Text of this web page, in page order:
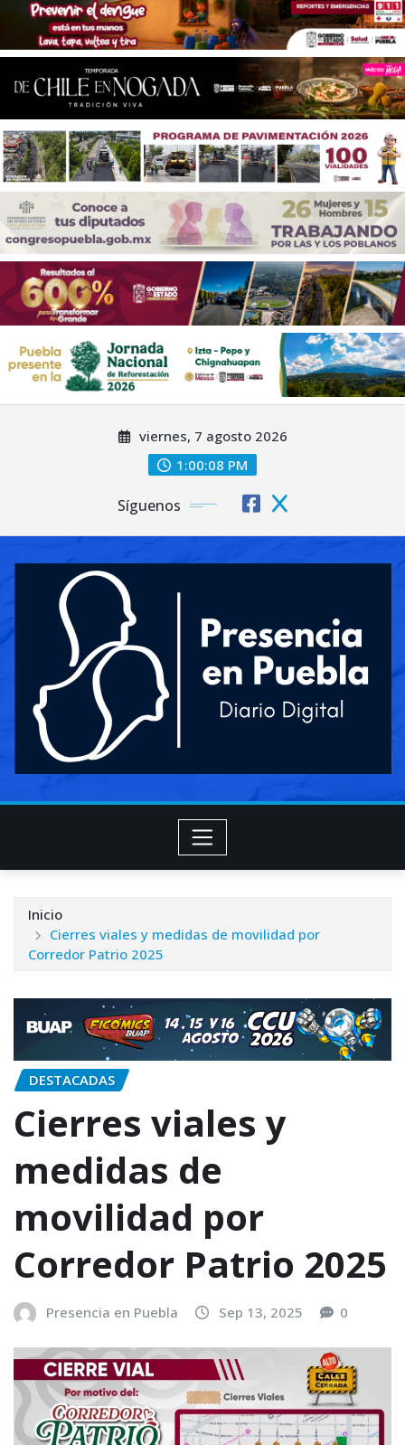
viernes, 7 agosto 2026
1:00:10 PM
Síguenos
Inicio
Cierres viales y medidas de movilidad por
Corredor Patrio 2025
DESTACADAS
Cierres viales y
medidas de
movilidad por
Corredor Patrio 2025
Presencia en Puebla Sep 13, 2025 0